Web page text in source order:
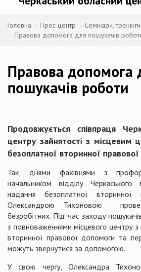
Головна Прес-центр
Семінари, тренінги
Правова допомога для пошукачів
Правова допомога
пошукачів роботи
Продовжується співпраця
центру зайнятості з місцевим
безоплатної вторинної
Так, днями фахівцями з
начальником відділу
надання безоплатної вторинної
Олександрою Тихоновою
безробітних. Під час заходу
з повноваженнями місцевого центру
вторинної правової допомоги та
можуть звернутися за допомогою.
У свою чергу, Олександра